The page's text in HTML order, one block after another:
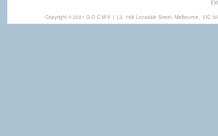
Copyright © 2021 G.O.C.M.V | L3, 168 Lonsdale Street, Melbourne, VIC